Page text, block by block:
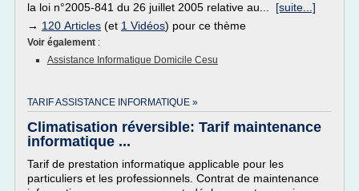
la loi n°2005-841 du 26 juillet 2005 relative au... [suite...]
→ 120 Articles (et 1 Vidéos) pour ce thème
Voir également :
Assistance Informatique Domicile Cesu
TARIF ASSISTANCE INFORMATIQUE »
Climatisation réversible: Tarif maintenance
informatique ...
Tarif de prestation informatique applicable pour les
particuliers et les professionnels. Contrat de maintenance